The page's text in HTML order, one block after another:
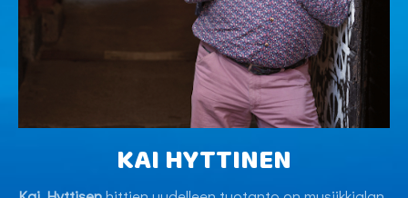
KAI HYTTINEN